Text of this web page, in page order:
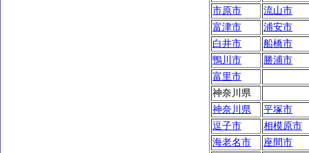
市原市
流山市
富津市
浦安市
白井市
船橋市
鴨川市
勝浦市
富里市
神奈川県
神奈川県
平塚市
逗子市
相模原市
海老名市
座間市